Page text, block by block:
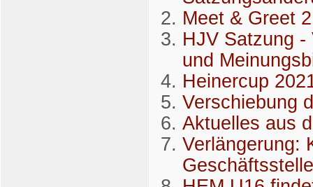
Meet & Greet
HJV Satzung -
und
Heinercup
Verschiebung
Aktuelles aus
Verlängerung: